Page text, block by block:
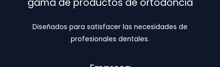
Diseñados para satisfacer las necesidades de
profesionales dentales.